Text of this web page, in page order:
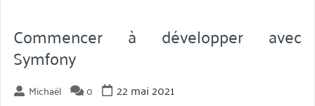
Commencer à développer avec
Symfony
Michaël 0
22 mai 2021